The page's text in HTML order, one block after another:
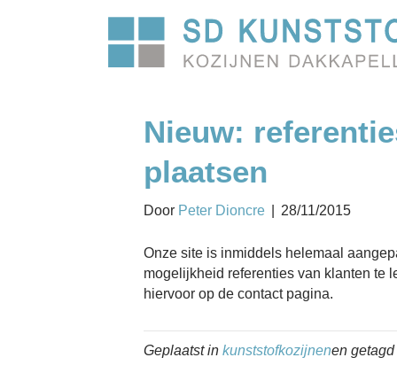
Nieuw:
plaatsen
Door Peter Dioncre 28/11/2015
Onze site is inmiddels helemaal
mogelijkheid referenties van klanten te
hiervoor op de contact pagina.
Geplaatst in kunststofkozijnenen